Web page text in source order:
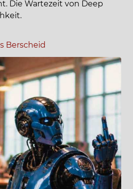
Die Wartezeit von Deep
Berscheid